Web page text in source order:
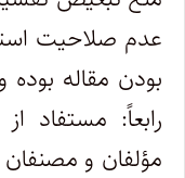
عدم صلاحیت
بودن مقاله